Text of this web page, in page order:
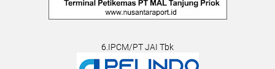
6.IPCM/PT JAI Tbk